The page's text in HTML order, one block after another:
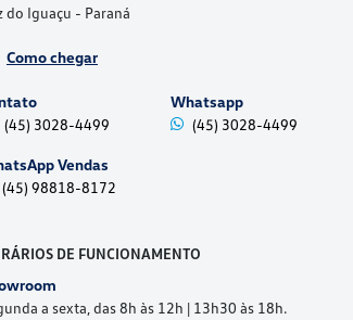
do Iguaçu - Paraná
Como chegar
(45) 3028-4499
Whatsapp
(45) 3028-4499
Vendas
(45) 98818-8172
DE FUNCIONAMENTO
a sexta, das 8h às 12h | 13h30 às 18h.